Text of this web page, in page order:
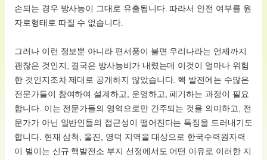
손되는 경우 방사능이 그대로 유출됩니다. 따라서 안전 여부를 원
자로형태로 따질 수 없습니다.
그러나 이런 정보뿐 아니라 편서풍이 불면 우리나라는 언제까지
괜찮은 것인지, 결국은 방사능비가 내렸는데 이것이 얼마나 위험
한 것인지조차 제대로 공개하지 않았습니다. 핵 발전에는 수많은
전문가들이 참여하여 설계하고, 운영하고, 폐기하는 과정이 필요
합니다. 이는 전문가들의 영역으로만 간주되는 것을 의미하고, 전
문가가 아닌 일반인들의 접근성이 떨어진다는 특징을 드러내기도
합니다. 현재 삼척, 울진, 영덕 지역을 대상으로 한국수력원자력
이 벌이는 신규 핵발전소 부지 선정에서도 어떤 이유로 이러한 지